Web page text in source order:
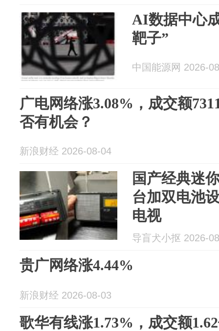
AI数据中心
靶子”
中国能源网 2026-
广电网络涨3.08%，成交额
否有机会？
新浪财经 2026-08-04
国产经典迷
台加双电池
电视
导盲犬小抠 2026-
贵广网络涨4.44%
新浪财经 2026-08-03
歌华有线涨1.73%，成交额